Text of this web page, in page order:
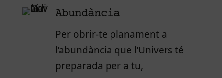
Abundància
Per obrir-te planament a
l’abundància que l’Univers té
preparada per a tu,